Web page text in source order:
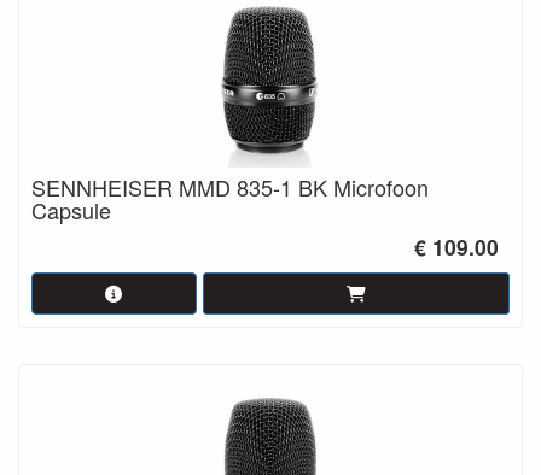
SENNHEISER MMD 835-1 BK Microfoon
Capsule
€ 109.00